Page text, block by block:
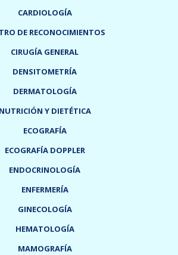
CARDIOLOGÍA
DE RECONOCIMIENTOS
CIRUGÍA GENERAL
DENSITOMETRÍA
DERMATOLOGÍA
NUTRICIÓN Y DIETÉTICA
ECOGRAFÍA
ECOGRAFÍA DOPPLER
ENDOCRINOLOGÍA
ENFERMERÍA
GINECOLOGÍA
HEMATOLOGÍA
MAMOGRAFÍA